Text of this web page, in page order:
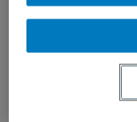
Publications